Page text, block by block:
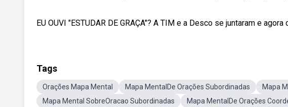
EU OUVI "ESTUDAR DE GRAÇA"? A TIM e a Desco se juntaram e
Tags
Orações Mapa Mental Mapa MentalDe Orações Subordinadas
Mapa
Mapa Mental SobreOracao Subordinadas
Mapa MentalDe Orações